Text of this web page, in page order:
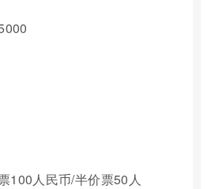
100人民币/半价票50人